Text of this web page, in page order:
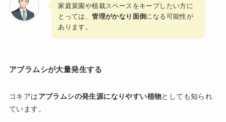
家庭菜園や植栽スペースをキープしたい方に
とっては、管理がかなり面倒になる可能性が
あります。
アブラムシが大量発生する
コキアはアブラムシの発生源になりやすい植物としても知られ
ています。